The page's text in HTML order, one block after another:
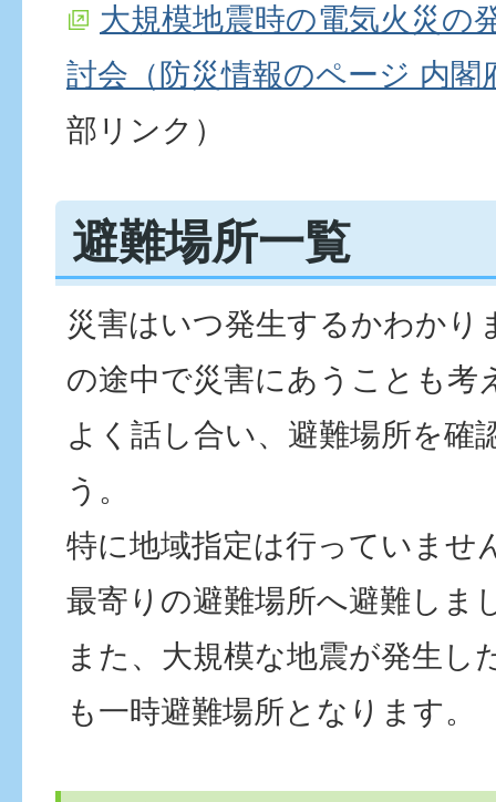
大規模地震時の電気火災の
討会（防災情報のページ 内閣
部リンク）
避難場所一覧
災害はいつ発生するかわかり
の途中で災害にあうことも考
よく話し合い、避難場所を確
う。
特に地域指定は行っていませ
最寄りの避難場所へ避難しま
また、大規模な地震が発生し
も一時避難場所となります。